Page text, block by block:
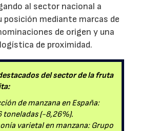
al sector nacional a
posición mediante marcas de
de origen y una
de proximidad.
del sector de la fruta
de manzana en España:
toneladas (-8,26%).
varietal en manzana: Grupo